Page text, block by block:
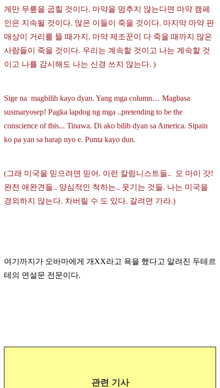
게만 무릎을 굽힐 것이다. 마약을 멈추지 않는다면 마약 캠페
인은 지속될 것이다. 많은 이들이 죽을 것이다. 마지막 마약 판
매상이 거리를 뜰 때가지, 마약 제조꾼이 다 죽을 때까지 많은
사람들이 죽을 것이다. 우리는 계속할 것이고 나는 계속할 것
이고 나를 감시해도 나는 신경 쓰지 않는다. )
Sige na magbilib kayo dyan. Yang mga column… Magbasa
susmaryosep! Pagka lapdog ng mga ..pretending to be the
conscience of this... Tinawa. Di ako bilib dyan sa America. Sipain
ko pa yan sa harap nyo e. Punta kayo dun.
(그래 미국을 믿으려면 믿어. 이런 칼럼니스트들.. 오 마이 갓!
완전 애완견들.. 양심적인 척하는.. 웃기는 것들. 나는 미국을
경외하지 않는다. 차버릴 수 도 있다. 갈려면 가라.)
여기까지가 오바마에게 개XX라고 욕을 했다고 알려진 두테르
테의 연설문 전문이다.
관련 기사